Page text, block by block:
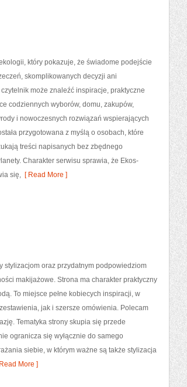
który pokazuje, że świadome podejście
skomplikowanych decyzji ani
może znaleźć inspiracje, praktyczne
codziennych wyborów, domu, zakupów,
i nowoczesnych rozwiązań wspierających
przygotowana z myślą o osobach, które
treści napisanych bez zbędnego
Charakter serwisu sprawia, że Ekos-
się, [ Read More ]
stylizacjom oraz przydatnym podpowiedziom
makijażowe. Strona ma charakter praktyczny
To miejsce pełne kobiecych inspiracji, w
jak i szersze omówienia. Polecam
Tematyka strony skupia się przede
ogranicza się wyłącznie do samego
siebie, w którym ważne są także stylizacja
More ]